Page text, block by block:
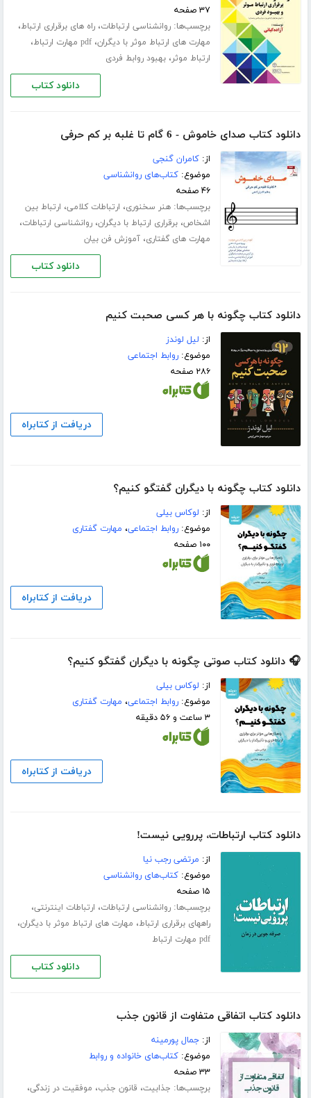
۳۷ صفحه
برچسب‌ها:روانشناسی ارتباطات،راه های برقراری ارتباط،
مهارت های ارتباط موثر با دیگران،pdf مهارت ارتباط ،
ارتباط موثر،بهبود روابط فردی
دانلود کتاب
دانلود کتاب صدای خاموش - 6 گام تا غلبه بر کم حرفی
از:کامران گنجی
موضوع:کتاب‌های روانشناسی
۴۶ صفحه
برچسب‌ها:هنر سخنوری، ارتباطات کلامی، ارتباط بین
اشخاص،برقراری ارتباط با دیگران،روانشناسی ارتباطات،
مهارت های گفتاری،آموزش فن بیان
دانلود کتاب
دانلود کتاب چگونه با هر کسی صحبت کنیم
از: لیل لوندز
موضوع:روابط اجتماعی
۲۸۶ صفحه
دریافت از کتابراه
دانلود کتاب چگونه با دیگران گفتگو کنیم؟
از: لوکاس بیلی
موضوع:روابط اجتماعی، مهارت گفتاری
۱۰۰ صفحه
دریافت از کتابراه
🎧 دانلود کتاب صوتی چگونه با دیگران گفتگو کنیم؟
از: لوکاس بیلی
موضوع:روابط اجتماعی، مهارت گفتاری
۳ ساعت و ۵۶ دقیقه
دریافت از کتابراه
دانلود کتاب ارتباطات، پررویی نیست!
از: مرتضی رجب نیا
موضوع:کتاب‌های روانشناسی
۱۵ صفحه
برچسب‌ها:روانشناسی ارتباطات، ارتباطات اینترنتی،
راههای برقراری ارتباط، مهارت های ارتباط موثر با دیگران،
pdf مهارت ارتباط
دانلود کتاب
دانلود کتاب اتفاقی متفاوت از قانون جذب
از:جمال پورمینه
موضوع:کتاب‌های خانواده و روابط
۳۳ صفحه
برچسب‌ها: جذابیت، قانون جذب، موفقیت در زندگی،